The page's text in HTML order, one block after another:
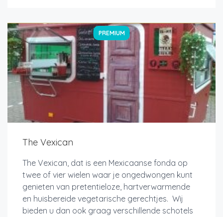
PREMIUM
The Vexican
The Vexican, dat is een Mexicaanse fonda op
twee of vier wielen waar je ongedwongen kunt
genieten van pretentieloze, hartverwarmende
en huisbereide vegetarische gerechtjes. Wij
bieden u dan ook graag verschillende schotels